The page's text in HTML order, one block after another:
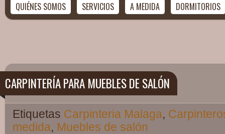
QUIÉNES SOMOS SERVICIOS A MEDIDA DORMITORIOS
CARPINTERÍA PARA MUEBLES DE SALÓN
Etiquetas Carpinteria Malaga,
medida, Muebles de salón